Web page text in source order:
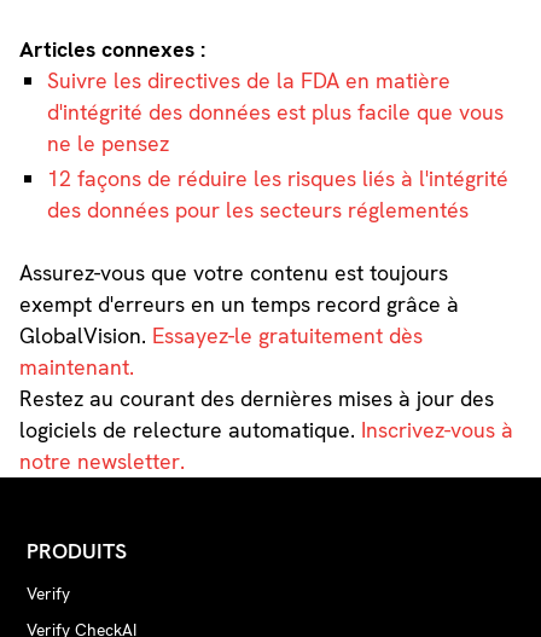
Articles connexes :
Suivre les directives de la FDA en matière
d'intégrité des données est plus facile que vous
ne le pensez
12 façons de réduire les risques liés à l'intégrité
des données pour les secteurs réglementés
Assurez-vous que votre contenu est toujours
exempt d'erreurs en un temps record grâce à
GlobalVision. Essayez-le gratuitement dès
maintenant.
Restez au courant des dernières mises à jour des
logiciels de relecture automatique. Inscrivez-vous à
notre newsletter.
PRODUITS
Verify
Verify CheckAI